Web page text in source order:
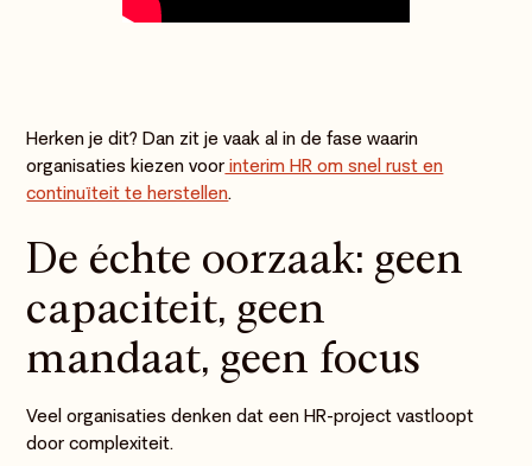
Herken je dit? Dan zit je vaak al in de fase waarin
organisaties kiezen voor interim HR om snel rust en
continuïteit te herstellen.
De échte oorzaak: geen
capaciteit, geen
mandaat, geen focus
Veel organisaties denken dat een HR-project vastloopt
door complexiteit.